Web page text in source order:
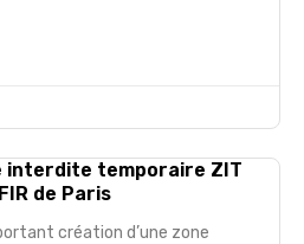
interdite temporaire ZIT
de Paris
création d’une zone